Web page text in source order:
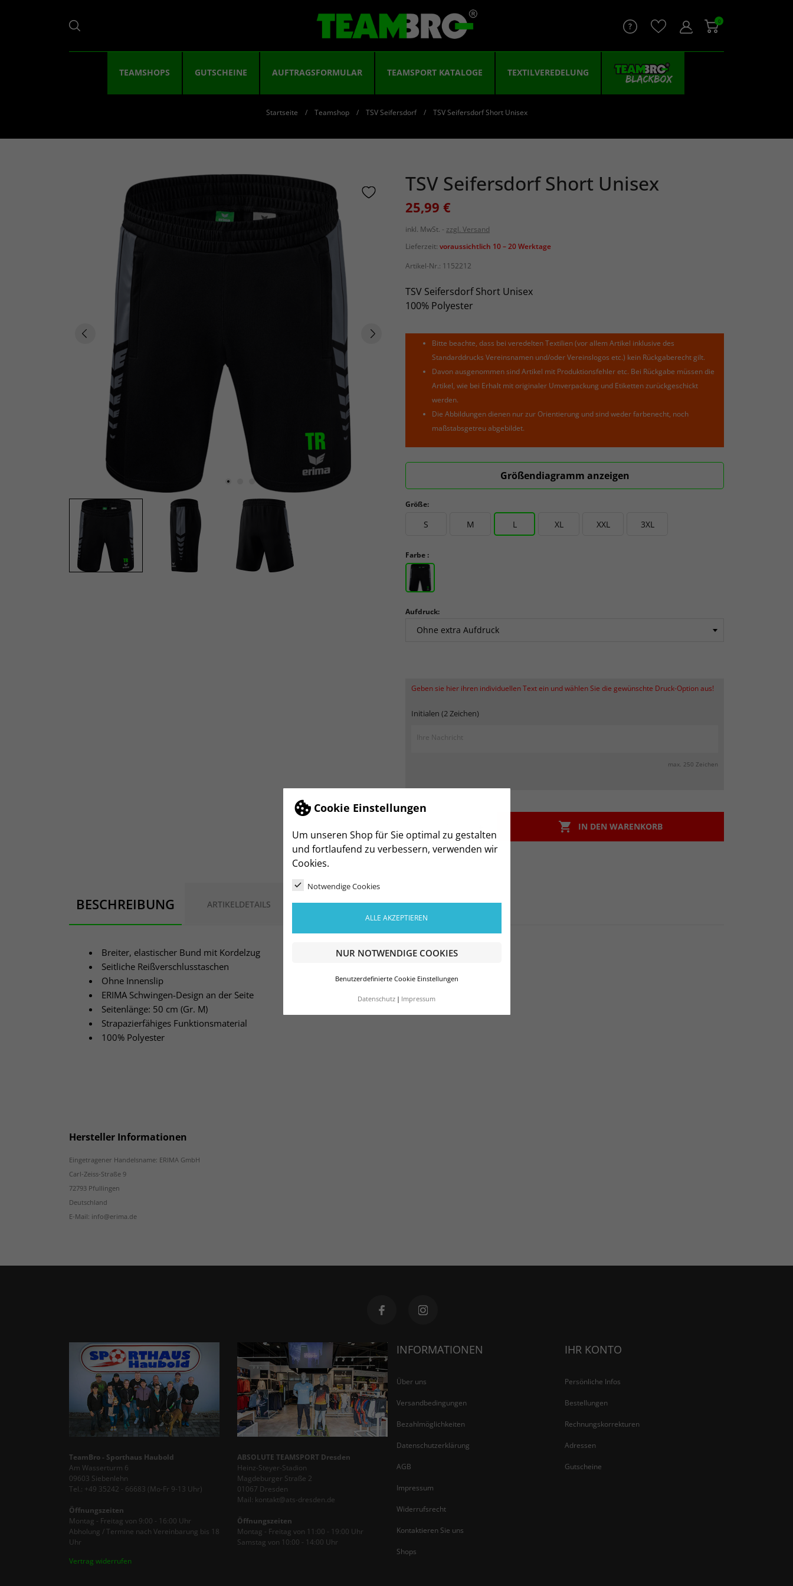
Cookie Einstellungen
Um unseren Shop für Sie optimal zu gestalten
und fortlaufend zu verbessern, verwenden wir
Cookies.
Notwendige Cookies
ALLE AKZEPTIEREN
NUR NOTWENDIGE COOKIES
Benutzerdefinierte Cookie Einstellungen
Datenschutz Impressum
0
TEAMSHOPS GUTSCHEINE AUFTRAGSFORMULAR TEAMSPORT KATALOGE TEXTILVEREDELUNG
Startseite Teamshop TSV Seifersdorf TSV Seifersdorf Short Unisex
TSV Seifersdorf Short Unisex
25,99 €
inkl. MwSt.
zzgl. Versand
Lieferzeit: voraussichtlich 10 – 20 Werktage
Artikel-Nr.: 1152212
TSV Seifersdorf Short Unisex
100% Polyester
Bitte beachte, dass bei veredelten Textilien (vor allem Artikel inklusive des
Standarddrucks Vereinsnamen und/oder Vereinslogos etc.) kein Rückgaberecht gilt.
Davon ausgenommen sind Artikel mit Produktionsfehler etc. Bei Rückgabe müssen die
Artikel, wie bei Erhalt mit originaler Umverpackung und Etiketten zurückgeschickt
werden.
Die Abbildungen dienen nur zur Orientierung und sind weder farbenecht, noch
maßstabsgetreu abgebildet.
Größendiagramm anzeigen
Größe:
S M L XL XXL 3XL
Farbe :
Aufdruck:
Geben sie hier ihren individuellen Text ein und wählen Sie die gewünschte Druck-Option aus!
Initialen (2 Zeichen)
max. 250 Zeichen
 IN DEN WARENKORB
BESCHREIBUNG ARTIKELDETAILS
Breiter, elastischer Bund mit Kordelzug
Seitliche Reißverschlusstaschen
Ohne Innenslip
ERIMA Schwingen-Design an der Seite
Seitenlänge: 50 cm (Gr. M)
Strapazierfähiges Funktionsmaterial
100% Polyester
Hersteller Informationen
Eingetragener Handelsname: ERIMA GmbH
Carl-Zeiss-Straße 9
72793 Pfullingen
Deutschland
E-Mail: info@erima.de
TeamBro - Sporthaus Haubold
Am Wasserturm 6
09603 Siebenlehn
Tel.: +49 35242 - 66683 (Mo-Fr 9-13 Uhr)
Öffnungszeiten
Montag - Freitag von 9:00 - 16:00 Uhr
Abholung / Termine nach Vereinbarung bis 18
Uhr
Vertrag widerrufen
ABSOLUTE TEAMSPORT Dresden
Heinz-Steyer-Stadion
Magdeburger Straße 2
01067 Dresden
Mail: kontakt@ats-dresden.de
Öffnungszeiten
Montag - Freitag von 11:00 - 19:00 Uhr
Samstag von 10:00 - 14:00 Uhr
INFORMATIONEN
Über uns
Versandbedingungen
Bezahlmöglichkeiten
Datenschutzerklärung
AGB
Impressum
Widerrufsrecht
Kontaktieren Sie uns
Shops
IHR KONTO
Persönliche Infos
Bestellungen
Rechnungskorrekturen
Adressen
Gutscheine